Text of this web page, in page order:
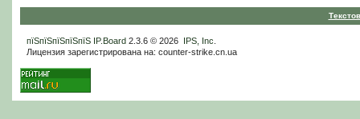
пїЅпїЅпїЅпїЅпїЅ IP.Board2.3.6 © 2026 IPS, Inc
Лицензия зарегистрирована на: counter-strike.cn.ua